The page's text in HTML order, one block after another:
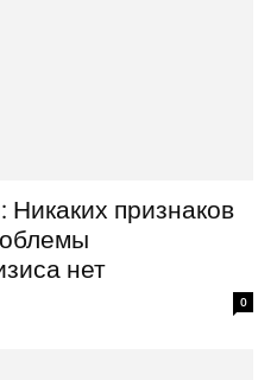
признаков
нет
0